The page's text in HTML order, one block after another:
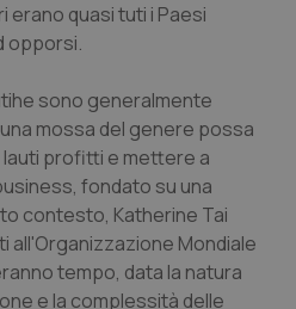
erano quasi tuti i Paesi
opporsi.
sono generalmente
mossa del genere possa
lauti profitti e mettere a
fondato su una
contesto, Katherine Tai
all'Organizzazione Mondiale
tempo, data la natura
e la complessità delle